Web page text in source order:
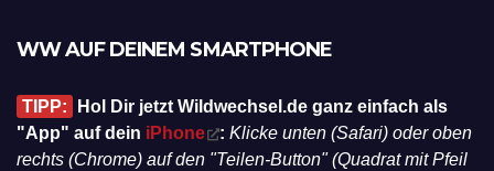
WW AUF DEINEM SMARTPHONE
TIPP:
Hol Dir jetzt Wildwechsel.de ganz einfach als
"App" auf dein iPhone : Klicke unten (Safari) oder oben
rechts (Chrome) auf den "Teilen-Button" (Quadrat mit Pfeil